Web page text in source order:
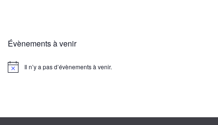
Évènements à venir
N
Il n’y a pas d’évènements à venir.